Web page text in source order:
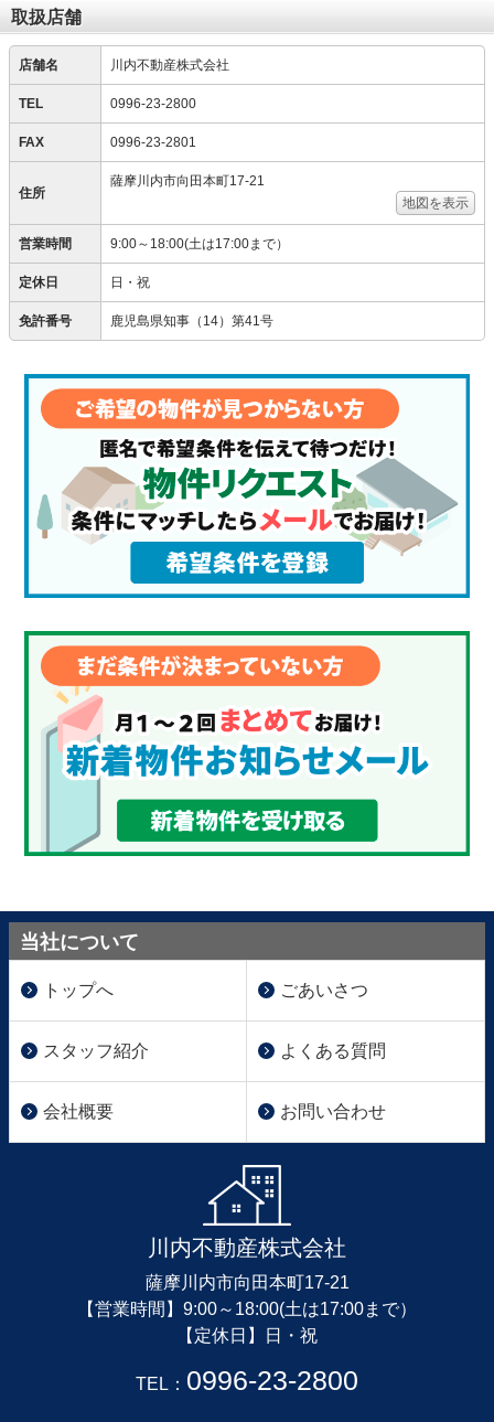
取扱店舗
店舗名 川内不動産株式会社
TEL 0996-23-2800
FAX 0996-23-2801
住所
薩摩川内市向田本町17-21
地図を表示
営業時間 9:00～18:00(土は17:00まで）
定休日 日・祝
免許番号 鹿児島県知事（14）第41号
当社について
トップへ ごあいさつ
スタッフ紹介 よくある質問
会社概要 お問い合わせ
川内不動産株式会社
薩摩川内市向田本町17-21
【営業時間】9:00～18:00(土は17:00まで）
【定休日】日・祝
TEL： 0996-23-2800